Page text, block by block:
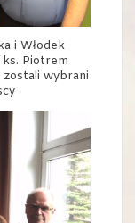
i Włodek
Piotrem
wybrani